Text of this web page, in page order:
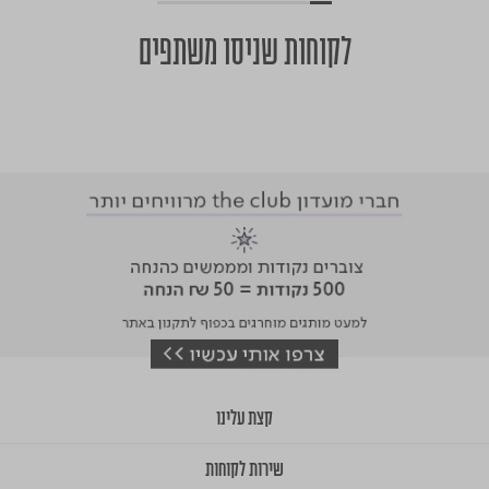
לקוחות שניסו משתפים
קצת עלינו
שירות לקוחות